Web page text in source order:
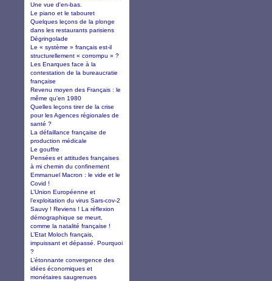
Une vue d'en-bas.
Le piano et le tabouret
Quelques leçons de la plonge
dans les restaurants parisiens
Dégringolade
Le « système » français est-il
structurellement « corrompu » ?
Les Enarques face à la
contestation de la bureaucratie
française
Revenu moyen des Français : le
même qu'en 1980
Quelles leçons tirer de la crise
pour les Agences régionales de
santé ?
La défaillance française de
production médicale
Le gouffre
Pensées et attitudes françaises
à mi chemin du confinement
Emmanuel Macron : le vide et le
Covid !
L’Union Européenne et
l’exploitation du virus Sars-cov-2
Sauvy ! Reviens ! La réflexion
démographique se meurt,
comme la natalité française !
L’Etat Moloch français,
impuissant et dépassé. Pourquoi
?
L’étonnante convergence des
idées économiques et
monétaires saugrenues